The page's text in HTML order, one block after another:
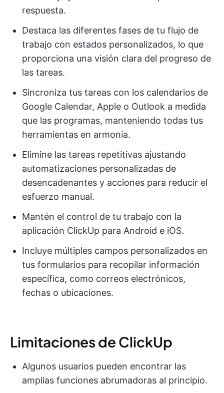
respuesta.
Destaca las diferentes fases de tu flujo de
trabajo con estados personalizados, lo que
proporciona una visión clara del progreso de
las tareas.
Sincroniza tus tareas con los calendarios de
Google Calendar, Apple o Outlook a medida
que las programas, manteniendo todas tus
herramientas en armonía.
Elimine las tareas repetitivas ajustando
automatizaciones personalizadas de
desencadenantes y acciones para reducir el
esfuerzo manual.
Mantén el control de tu trabajo con la
aplicación ClickUp para Android e iOS.
Incluye múltiples campos personalizados en
tus formularios para recopilar información
específica, como correos electrónicos,
fechas o ubicaciones.
Limitaciones de ClickUp
Algunos usuarios pueden encontrar las
amplias funciones abrumadoras al principio.